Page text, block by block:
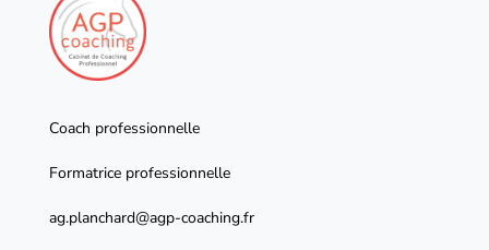
Coach professionnelle
Formatrice professionnelle
ag.planchard@agp-coaching.fr